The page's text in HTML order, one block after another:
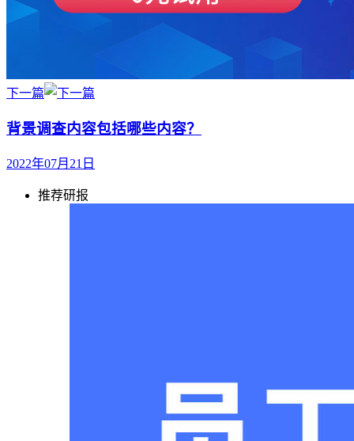
下一篇
背景调查内容包括哪些内容？
2022年07月21日
推荐研报